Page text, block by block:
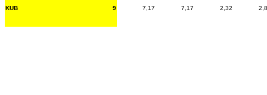
KUB
9 7,17 7,17 2,32